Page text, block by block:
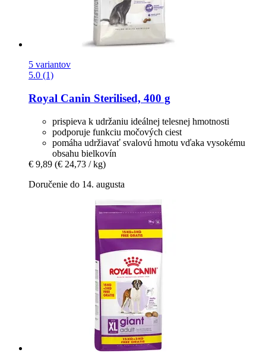
5 variantov
5.0 (1)
Royal Canin Sterilised, 400 g
prispieva k udržaniu ideálnej telesnej hmotnosti
podporuje funkciu močových ciest
pomáha udržiavať svalovú hmotu vďaka vysokému
obsahu bielkovín
€ 9,89 (€ 24,73 / kg)
Doručenie do 14. augusta